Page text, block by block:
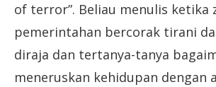
of terror”. Beliau menulis ketika
pemerintahan bercorak tirani
diraja dan tertanya-tanya
meneruskan kehidupan dengan